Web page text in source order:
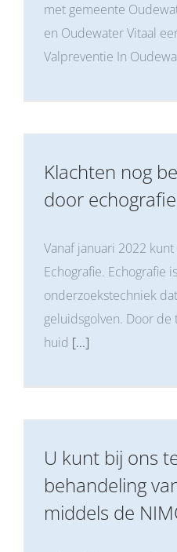
met gemeente
en Oudewater Vitaal
Valpreventie In
Klachten nog
door
Vanaf januari 2022
Echografie. Echografie
onderzoekstechniek
geluidsgolven. Door
huid [...]
U kunt bij ons
behandeling
middels de